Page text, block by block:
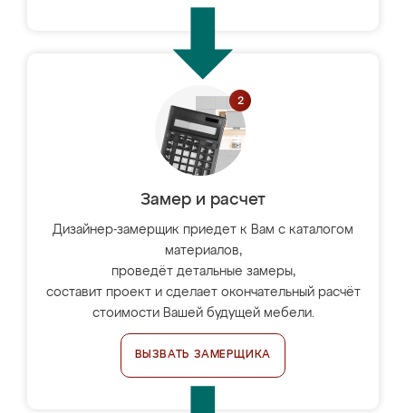
Замер и расчет
Дизайнер-замерщик приедет к Вам с каталогом
материалов,
проведёт детальные замеры,
составит проект и сделает окончательный расчёт
стоимости Вашей будущей мебели.
ВЫЗВАТЬ ЗАМЕРЩИКА